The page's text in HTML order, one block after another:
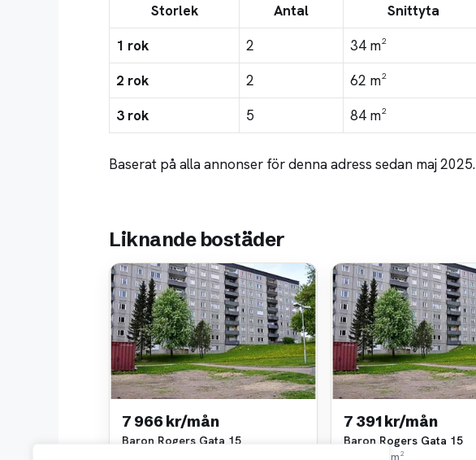
Storlek Antal Snittyta
1 rok
2 34 m²
2 rok
2 62 m²
3 rok
5 84 m²
Baserat på alla annonser för denna adress sedan maj 2025.
Liknande bostäder
7 966 kr/mån
Baron Rogers Gata 15
7 391 kr/mån
Baron Rogers Gata 15
4 rok • 81 m²